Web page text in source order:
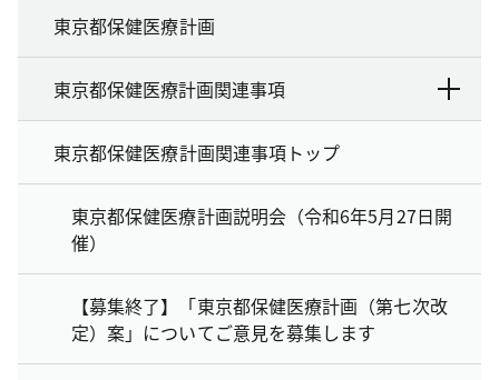
東京都保健医療計画
東京都保健医療計画関連事項
東京都保健医療計画関連事項トップ
東京都保健医療計画説明会（令和6年5月27日開
催）
【募集終了】「東京都保健医療計画（第七次改
定）案」についてご意見を募集します